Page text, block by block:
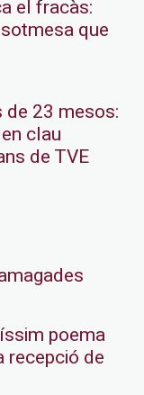
el fracàs:
que
23 mesos:
clau
de TVE
poema
recepció de